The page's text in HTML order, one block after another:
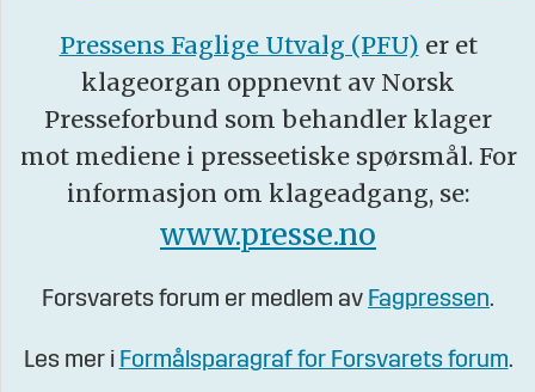
Pressens Faglige Utvalg (PFU) er et
klageorgan oppnevnt av Norsk
Presseforbund som behandler klager
mot mediene i presseetiske spørsmål. For
informasjon om klageadgang, se:
www.presse.no
Forsvarets forum er medlem av Fagpressen.
Les mer i Formålsparagraf for Forsvarets forum.